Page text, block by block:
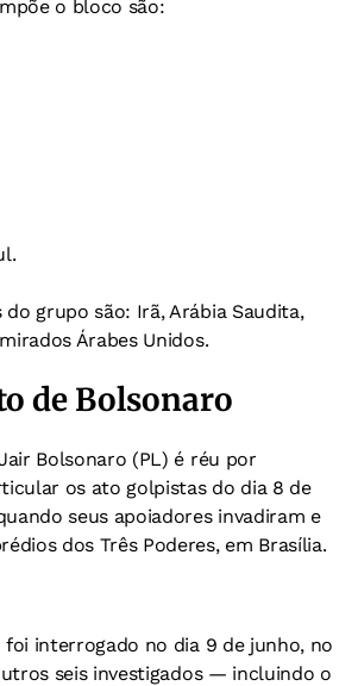
o bloco são:
grupo são: Irã, Arábia Saudita,
Árabes Unidos.
de Bolsonaro
Bolsonaro (PL) é réu por
os ato golpistas do dia 8 de
seus apoiadores invadiram e
dos Três Poderes, em Brasília.
interrogado no dia 9 de junho, no
seis investigados — incluindo o